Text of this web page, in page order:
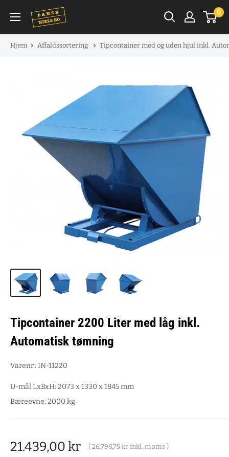
indhold
0
Hjem Affaldssortering Tipcontainer med og uden hjul inkl.
Tipcontainer 2200 Liter med låg inkl.
Automatisk tømning
Varenr.: IN-11220
U-mål LxBxH: 2073 x 1330 x 1845 mm
Bæreevne: 2000 kg
Salgspris
21.439,00 kr ( 26.798,75 kr inkl. moms )